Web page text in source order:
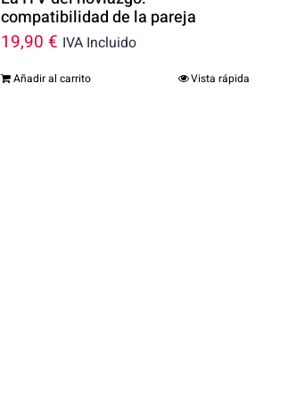
compatibilidad de la pareja
19,90 € IVA Incluido
Añadir al carrito Vista rápida